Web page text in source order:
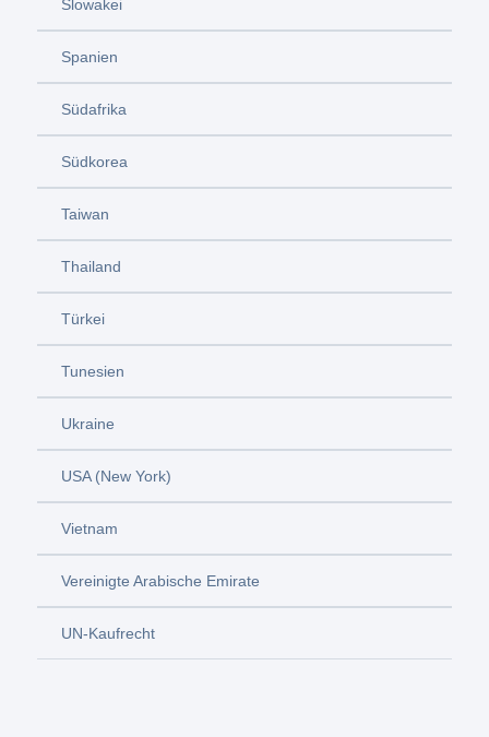
Slowakei
Spanien
Südafrika
Südkorea
Taiwan
Thailand
Türkei
Tunesien
Ukraine
USA (New York)
Vietnam
Vereinigte Arabische Emirate
UN-Kaufrecht